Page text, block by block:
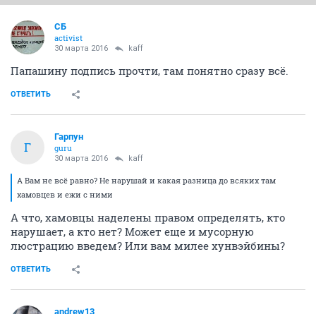
СБ
activist
30 марта 2016 kaff
Папашину подпись прочти, там понятно сразу всё.
ОТВЕТИТЬ
Г
Гарпун
guru
30 марта 2016 kaff
А Вам не всё равно? Не нарушай и какая разница до всяких там
хамовцев и ежи с ними
А что, хамовцы наделены правом определять, кто
нарушает, а кто нет? Может еще и мусорную
люстрацию введем? Или вам милее хунвэйбины?
ОТВЕТИТЬ
andrew13